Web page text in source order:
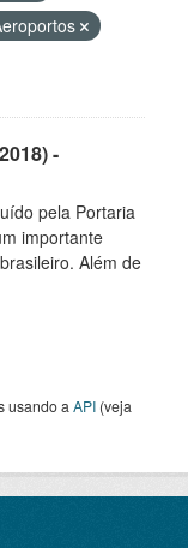
-
pela Portaria
importante
Além de
usando a API (veja